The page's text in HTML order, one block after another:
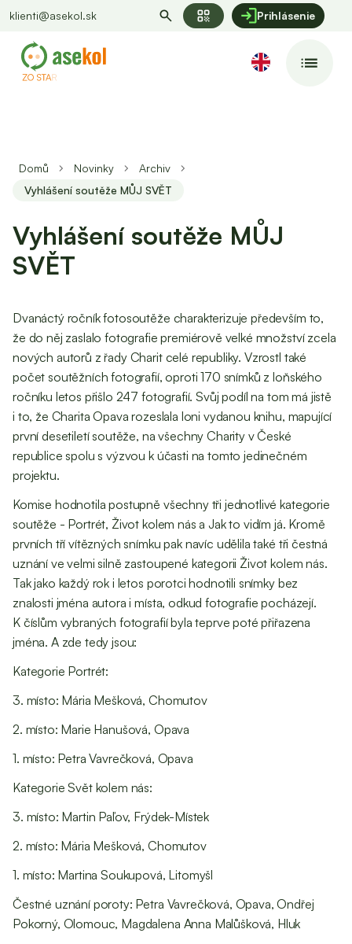
klienti@asekol.sk qr_code Prihlásenie
Domů Novinky
Archiv
Vyhlášení soutěže MŮJ SVĚT
Vyhlášení soutěže MŮJ
SVĚT
Dvanáctý ročník fotosoutěže charakterizuje především to,
že do něj zaslalo fotografie premiérově velké množství zcela
nových autorů z řady Charit celé republiky. Vzrostl také
počet soutěžních fotografií, oproti 170 snímků z loňského
ročníku letos přišlo 247 fotografií. Svůj podíl na tom má jistě
i to, že Charita Opava rozeslala loni vydanou knihu, mapující
první desetiletí soutěže, na všechny Charity v České
republice spolu s výzvou k účasti na tomto jedinečném
projektu.
Komise hodnotila postupně všechny tři jednotlivé kategorie
soutěže - Portrét, Život kolem nás a Jak to vidím já. Kromě
prvních tří vítězných snímku pak navíc udělila také tři čestná
uznání ve velmi silně zastoupené kategorii Život kolem nás.
Tak jako každý rok i letos porotci hodnotili snímky bez
znalosti jména autora i místa, odkud fotografie pocházejí.
K číslům vybraných fotografií byla teprve poté přiřazena
jména. A zde tedy jsou:
Kategorie Portrét:
3. místo: Mária Mešková, Chomutov
2. místo: Marie Hanušová, Opava
1. místo: Petra Vavrečková, Opava
Kategorie Svět kolem nás:
3. místo: Martin Paľov, Frýdek-Místek
2. místo: Mária Mešková, Chomutov
1. místo: Martina Soukupová, Litomyšl
Čestné uznání poroty: Petra Vavrečková, Opava, Ondřej
Pokorný, Olomouc, Magdalena Anna Malůšková, Hluk